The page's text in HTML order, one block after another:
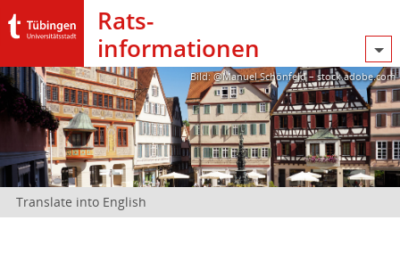
Rats­
informationen
Bild: @Manuel Schönfeld – stock.adobe.com
Translate into English